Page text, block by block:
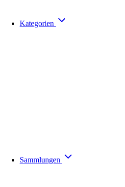
Kategorien
Sammlungen